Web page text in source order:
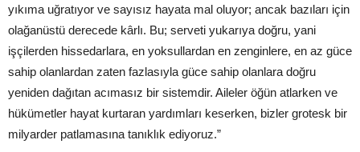
yıkıma uğratıyor ve sayısız hayata mal oluyor; ancak bazıları için
olağanüstü derecede kârlı. Bu; serveti yukarıya doğru, yani
işçilerden hissedarlara, en yoksullardan en zenginlere, en az güce
sahip olanlardan zaten fazlasıyla güce sahip olanlara doğru
yeniden dağıtan acımasız bir sistemdir. Aileler öğün atlarken ve
hükümetler hayat kurtaran yardımları keserken, bizler grotesk bir
milyarder patlamasına tanıklık ediyoruz.”